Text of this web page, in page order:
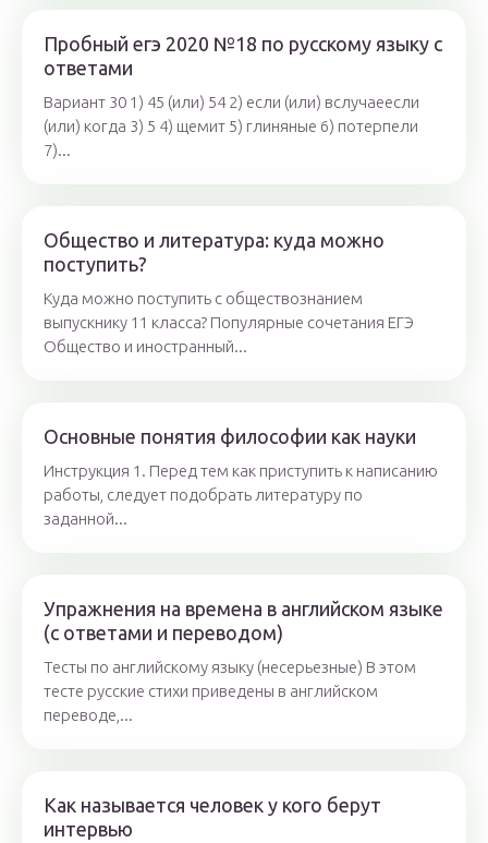
Пробный егэ 2020 №18 по русскому языку с
ответами
Вариант 30 1) 45 (или) 54 2) если (или) вслучаеесли
(или) когда 3) 5 4) щемит 5) глиняные 6) потерпели
7)...
Общество и литература: куда можно
поступить?
Куда можно поступить с обществознанием
выпускнику 11 класса? Популярные сочетания ЕГЭ
Общество и иностранный...
Основные понятия философии как науки
Инструкция 1. Перед тем как приступить к написанию
работы, следует подобрать литературу по
заданной...
Упражнения на времена в английском языке
(с ответами и переводом)
Тесты по английскому языку (несерьезные) В этом
тесте русские стихи приведены в английском
переводе,...
Как называется человек у кого берут
интервью